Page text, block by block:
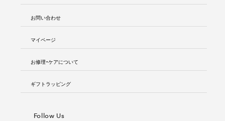
お問い合わせ
マイページ
お修理・ケアについて
ギフトラッピング
Follow Us